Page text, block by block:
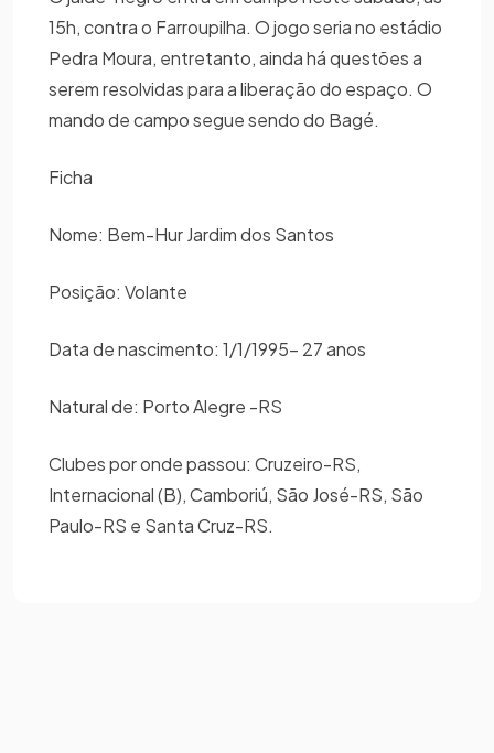
15h, contra o Farroupilha. O jogo seria no estádio
Pedra Moura, entretanto, ainda há questões a
serem resolvidas para a liberação do espaço. O
mando de campo segue sendo do Bagé.
Ficha
Nome: Bem-Hur Jardim dos Santos
Posição: Volante
Data de nascimento: 1/1/1995- 27 anos
Natural de: Porto Alegre -RS
Clubes por onde passou: Cruzeiro-RS,
Internacional (B), Camboriú, São José-RS, São
Paulo-RS e Santa Cruz-RS.